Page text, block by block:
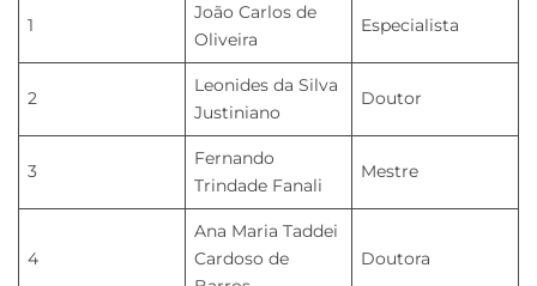
1
João Carlos de
Oliveira
Especialista
2
Leonides da Silva
Justiniano
Doutor
3
Fernando
Trindade Fanali
Mestre
4
Ana Maria Taddei
Cardoso de
Doutora